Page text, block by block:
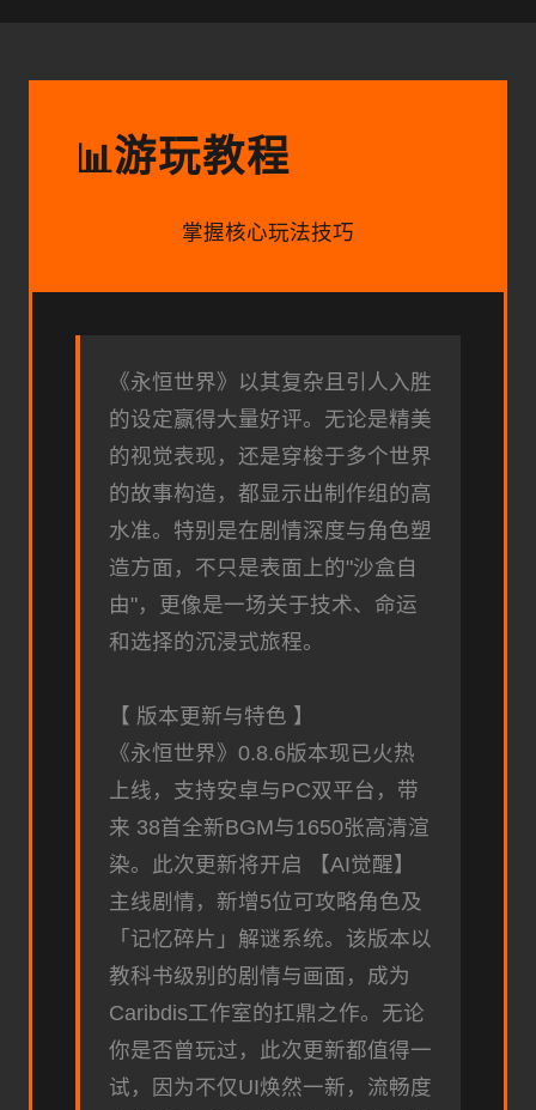
📊游玩教程
掌握核心玩法技巧
《永恒世界》以其复杂且引人入胜
的设定赢得大量好评。无论是精美
的视觉表现，还是穿梭于多个世界
的故事构造，都显示出制作组的高
水准。特别是在剧情深度与角色塑
造方面，不只是表面上的"沙盒自
由"，更像是一场关于技术、命运
和选择的沉浸式旅程。
【 版本更新与特色 】
《永恒世界》0.8.6版本现已火热
上线，支持安卓与PC双平台，带
来 38首全新BGM与1650张高清渲
染。此次更新将开启 【AI觉醒】
主线剧情，新增5位可攻略角色及
「记忆碎片」解谜系统。该版本以
教科书级别的剧情与画面，成为
Caribdis工作室的扛鼎之作。无论
你是否曾玩过，此次更新都值得一
试，因为不仅UI焕然一新，流畅度